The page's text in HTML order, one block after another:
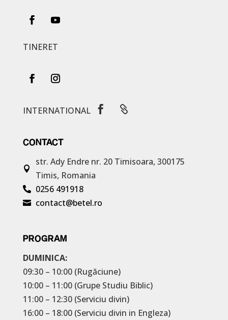
TINERET
INTERNATIONAL  
CONTACT

str. Ady Endre nr. 20 Timisoara, 300175
Timis, Romania
 0256 491918
 contact@betel.ro
PROGRAM
DUMINICA:
09:30 – 10:00 (Rugăciune)
10:00 – 11:00 (Grupe Studiu Biblic)
11:00 – 12:30 (Serviciu divin)
16:00 – 18:00 (Serviciu divin in Engleza)